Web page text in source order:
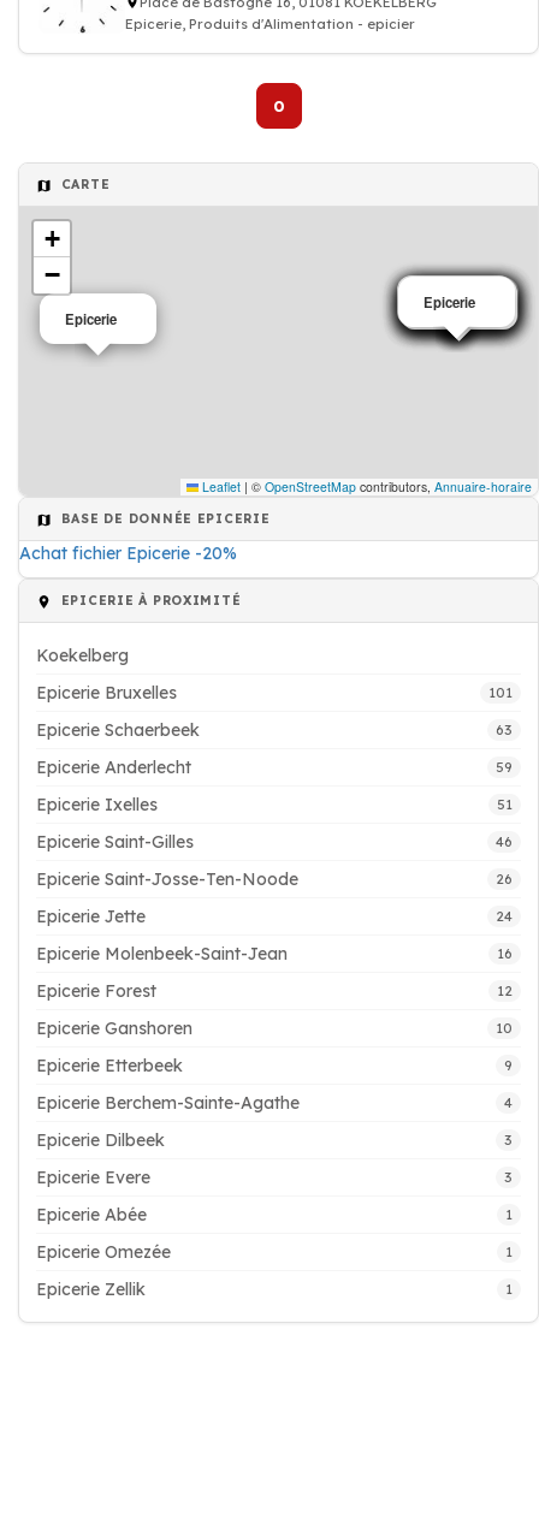
Epicerie, Produits d'Alimentation - epicier
0
CARTE
Epicerie
Epicerie
Epicerie
Epicerie
Epicerie
Epicerie
Epicerie
Epicerie
Epicerie
Epicerie
+
−
Leaflet | © OpenStreetMap contributors, Annuaire-horaire
BASE DE DONNÉE EPICERIE
Achat fichier Epicerie -20%
EPICERIE À PROXIMITÉ
Koekelberg
Epicerie Bruxelles
101
Epicerie Schaerbeek 63
Epicerie Anderlecht 59
Epicerie Ixelles 51
Epicerie Saint-Gilles 46
Epicerie Saint-Josse-Ten-Noode 26
Epicerie Jette 24
Epicerie Molenbeek-Saint-Jean 16
Epicerie Forest 12
Epicerie Ganshoren 10
Epicerie Etterbeek 9
Epicerie Berchem-Sainte-Agathe 4
Epicerie Dilbeek 3
Epicerie Evere 3
Epicerie Abée 1
Epicerie Omezée 1
Epicerie Zellik 1